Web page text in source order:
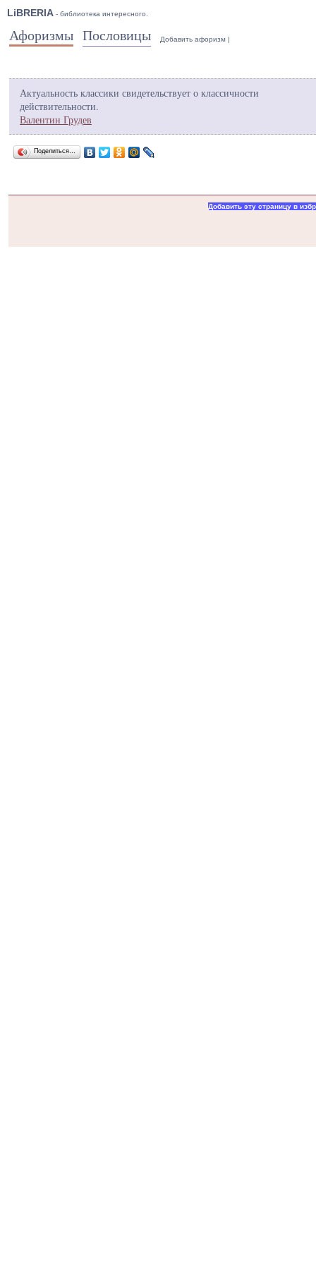
LiBRERIA - библиотека интересного.
Афоризмы Пословицы Добавить афоризм |
Актуальность классики свидетельствует о классичности
действительности.
Валентин Грудев
Поделиться…
Добавить эту страницу в